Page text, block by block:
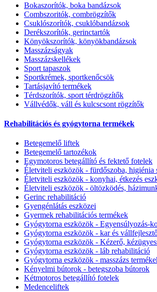
Bokaszorítók, boka bandázsok
Combszoritók, combrögzítők
Csuklószorítók, csuklóbandázsok
Derékszorítók, gerinctartók
Könyökszorítók, könyökbandázsok
Masszázságyak
Masszázskellékek
Sport tapaszok
Sportkrémek, sportkenőcsök
Tartásjavító termékek
Térdszorítók, sport térdrögzítők
Vállvédők, váll és kulcscsont rögzítők
Rehabilitációs és gyógytorna termékek
Betegemelő liftek
Betegemelő tartozékok
Egymotoros betegállító és fektető fotelek
Életviteli eszközök - fürdőszoba, higiénia
Életviteli eszközök - konyhai, étkezés
Életviteli eszközök - öltözködés,
Gerinc rehabilitáció
Gyengénlátás eszközei
Gyermek rehabilitációs termékek
Gyógytorna eszközök - Egyensúlyozás-
Gyógytorna eszközök - kar és
Gyógytorna eszközök - Kézerő,
Gyógytorna eszközök - láb rehabilitáció
Gyógytorna eszközök - masszázs
Kényelmi bútorok - betegszoba bútorok
Kétmotoros betegállító fotelek
Medenceliftek